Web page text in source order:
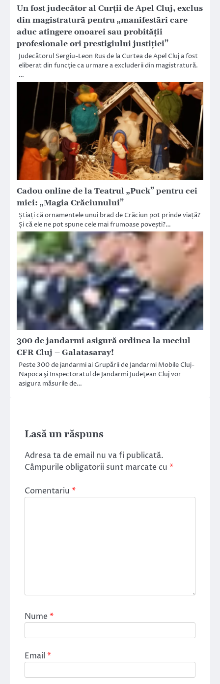
Un fost judecător al Curţii de Apel Cluj, exclus
din magistratură pentru „manifestări care
aduc atingere onoarei sau probităţii
profesionale ori prestigiului justiţiei”
Judecătorul Sergiu-Leon Rus de la Curtea de Apel Cluj a fost
eliberat din funcţie ca urmare a excluderii din magistratură.
…
Cadou online de la Teatrul „Puck” pentru cei
mici: „Magia Crăciunului”
Știați că ornamentele unui brad de Crăciun pot prinde viață?
Și că ele ne pot spune cele mai frumoase povești?…
300 de jandarmi asigură ordinea la meciul
CFR Cluj – Galatasaray!
Peste 300 de jandarmi ai Grupării de Jandarmi Mobile Cluj-
Napoca şi Inspectoratul de Jandarmi Judeţean Cluj vor
asigura măsurile de…
Lasă un răspuns
Adresa ta de email nu va fi publicată.
Câmpurile obligatorii sunt marcate cu *
Comentariu *
Nume*
Email *